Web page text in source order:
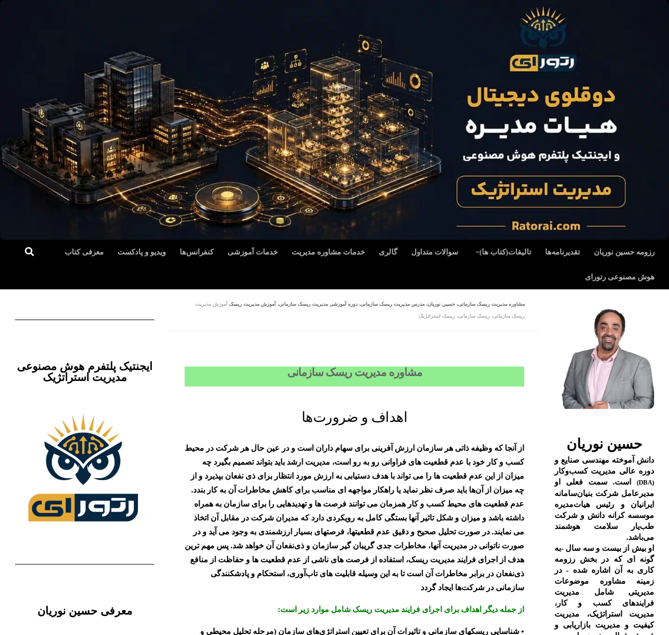
رزومه حسین نوریان تقدیرنامه‌ها تالیفات(کتاب ها) سوالات متداول گالری خدمات مشاوره مدیریت خدمات آموزشی کنفرانس‌ها ویدیو و پادکست معرفی کتاب
هوش مصنوعی رتورای
مشاوره مدیریت ریسک سازمانی، حسین نوریان، مدرس مدیریت ریسک سازمانی، دوره آموزشی مدیریت ریسک سازمانی، آموزش مدیریت ریسک آموزش مدیریت
ریسک سازمانی، ریسک سازمانی، ریسک استراتژیک
مشاوره مدیریت ریسک سازمانی
اهداف و ضرورت‌ها
از آنجا که وظیفه ذاتی هر سازمان ارزش آفرینی برای سهام داران است و در عین حال هر شرکت در محیط
کسب و کار خود با عدم قطعیت های فراوانی رو به رو است، مدیریت ارشد باید بتواند تصمیم بگیرد چه
میزان از این عدم قطعیت ها را می تواند با هدف دستیابی به ارزش مورد انتظار برای ذی نفعان بپذیرد و از
چه میزان از آن‌ها باید صرف نظر نماید یا راهکار مواجهه ای مناسب برای کاهش مخاطرات آن به کار بندد.
عدم قطعیت های محیط کسب و کار همزمان می توانند فرصت ها و تهدیدهایی را برای سازمان به همراه
داشته باشد و میزان و شکل تاثیر آنها بستگی کامل به رویکردی دارد که مدیران شرکت در مقابل آن اتخاذ
می نمایند. در صورت تحلیل صحیح و دقیق عدم قطعیتها، فرصتهای بسیار ارزشمندی به وجود می آید و در
صورت ناتوانی در مدیریت آنها، مخاطرات جدی گریبان گیر سازمان و ذی‌نفعان آن خواهد شد. پس مهم ترین
هدف از اجرای فرایند مدیریت ریسک، استفاده از فرصت های ناشی از عدم قطعیت ها و حفاظت از منافع
ذی‌نفعان در برابر مخاطرات آن است تا به این وسیله قابلیت های تاب‌آوری، استحکام و پادشکنندگی
سازمانی در شرکت‌ها ایجاد گردد
از جمله دیگر اهداف برای اجرای فرایند مدیریت ریسک شامل موارد زیر است:
• شناسایی ریسکهای سازمانی و تاثیرات آن برای تعیین استراتژی‌های سازمان (مرحله تحلیل محیطی و
ایجنتیک پلتفرم هوش مصنوعی
مدیریت استراتژیک
معرفی حسین نوریان
حسین نوریان
دانش آموخته مهندسی صنایع و
دوره عالی مدیریت کسب‌و‌کار
(DBA)
است. سمت فعلی او
مدیرعامل شرکت بنیان‌سامانه
ایرانیان و رئیس هیات‌مدیره
موسسه کرانه دانش و شرکت
طب‌یار سلامت هوشمند
می‌باشد.
او بیش از بیست و سه سال -به
گونه ای که در بخش رزومه
کاری به آن اشاره شده - در
زمینه مشاوره موضوعات
مدیریتی شامل مدیریت
فرایندهای کسب و کار،
مدیریت استراتژیک، مدیریت
کیفیت و مدیریت بازاریابی و